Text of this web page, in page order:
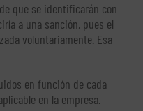
que se identificarán con
a una sanción, pues el
voluntariamente. Esa
en función de cada
en la empresa.